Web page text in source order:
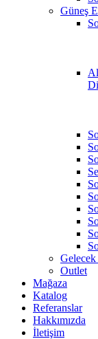
Güneş
Outlet
Mağaza
Katalog
Referanslar
Hakkımızda
İletişim